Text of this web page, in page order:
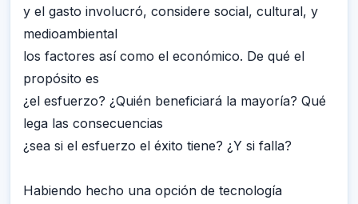
y el gasto involucró, considere social, cultural, y
medioambiental
los factores así como el económico. De qué el
propósito es
¿el esfuerzo? ¿Quién beneficiará la mayoría? Qué
lega las consecuencias
¿sea si el esfuerzo el éxito tiene? ¿Y si falla?
Habiendo hecho una opción de tecnología